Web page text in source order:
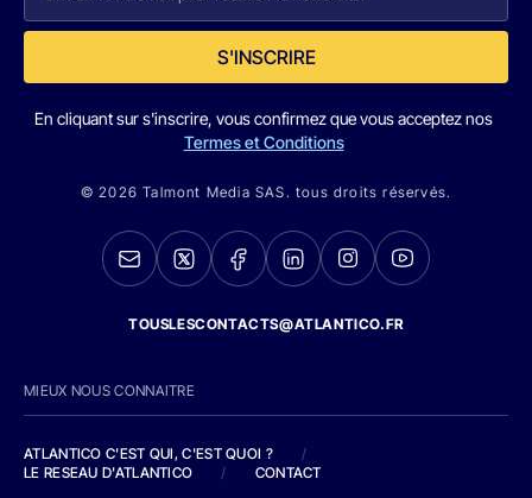
S'INSCRIRE
En cliquant sur s'inscrire, vous confirmez que vous acceptez nos
Termes et Conditions
© 2026 Talmont Media SAS. tous droits réservés.
TOUSLESCONTACTS@ATLANTICO.FR
MIEUX NOUS CONNAITRE
ATLANTICO C'EST QUI, C'EST QUOI ?
/
LE RESEAU D'ATLANTICO
/ CONTACT